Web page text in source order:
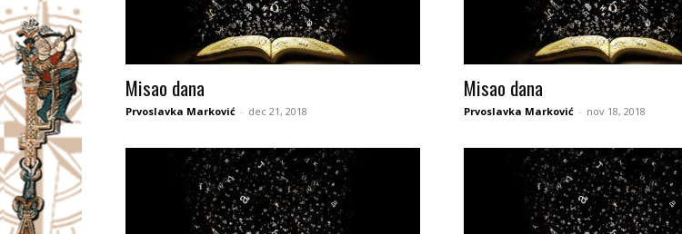
Misao dana
Prvoslavka Marković - dec 21, 2018
Misao dana
Prvoslavka Marković - nov 18, 2018